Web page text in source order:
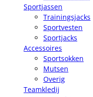
Sportjassen
Trainingsjacks
Sportvesten
Sportjacks
Accessoires
Sportsokken
Mutsen
Overig
Teamkledij